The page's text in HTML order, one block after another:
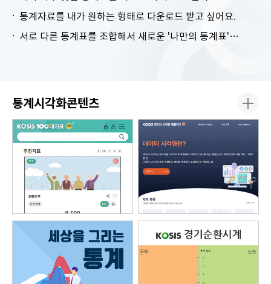
통계자료를 내가 원하는 형태로 다운로드 받고 싶어요.
서로 다른 통계표를 조합해서 새로운 '나만의 통계표'를 만들고 싶어요.
통계시각화콘텐츠